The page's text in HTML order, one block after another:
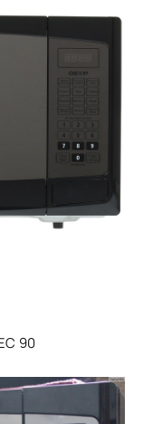
90